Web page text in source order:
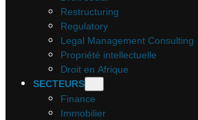
Restructuring
Regulatory
Legal Management Consulting
Propriété intellectuelle
Droit en Afrique
SECTEURS
Finance
Immobilier